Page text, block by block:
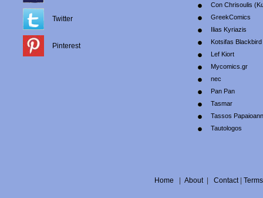
Twitter
Pinterest
Con Chrisoulis
GreekComics
Ilias Kyriazis
Kotsifas Blackbird
Lef Kiort
Mycomics.gr
nec
Pan Pan
Tasmar
Tassos
Tautologos
Home About| Contact| Terms